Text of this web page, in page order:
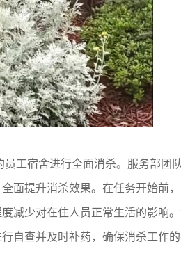
工宿舍进行全面消杀。服务部团
面提升消杀效果。在任务开始前
减少对在住人员正常生活的影响
自查并及时补药，确保消杀工作的